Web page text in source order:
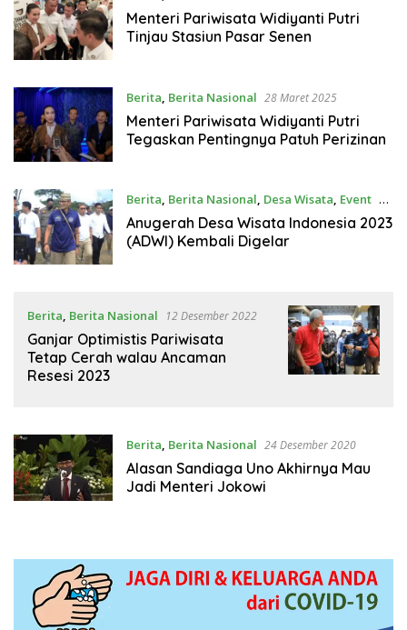
Menteri Pariwisata Widiyanti Putri
Tinjau Stasiun Pasar Senen
Berita Berita Nasional 28 Maret 2025
Menteri Pariwisata Widiyanti Putri
Tegaskan Pentingnya Patuh Perizinan
Berita, Berita Nasional, Desa Wisata, Event 25
Maret 2023
Anugerah Desa Wisata Indonesia 2023
(ADWI) Kembali Digelar
Berita, Berita Nasional 12 Desember 2022
Ganjar Optimistis Pariwisata
Tetap Cerah walau Ancaman
Resesi 2023
Berita, Berita Nasional 24 Desember 2020
Alasan Sandiaga Uno Akhirnya Mau
Jadi Menteri Jokowi